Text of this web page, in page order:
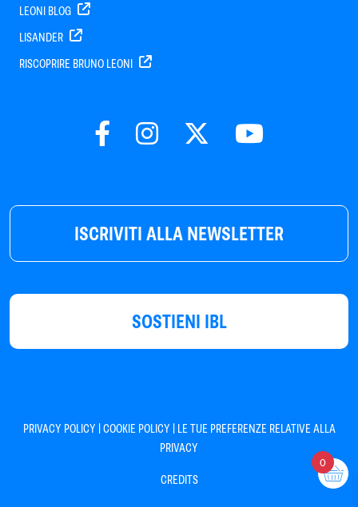
ISCRIVITI ALLA NEWSLETTER
SOSTIENI IBL
LEONI BLOG
LISANDER
RISCOPRIRE BRUNO LEONI
PRIVACY POLICY |COOKIE POLICY | LE TUE PREFERENZE RELATIVE ALLA
PRIVACY
CREDITS
0